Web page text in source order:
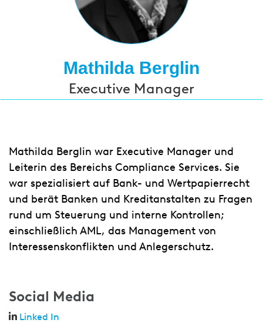
Mathilda Berglin
Executive Manager
Mathilda Berglin war Executive Manager und
Leiterin des Bereichs Compliance Services. Sie
war spezialisiert auf Bank- und Wertpapierrecht
und berät Banken und Kreditanstalten zu Fragen
rund um Steuerung und interne Kontrollen;
einschließlich AML, das Management von
Interessenskonflikten und Anlegerschutz.
Social Media
Linked In